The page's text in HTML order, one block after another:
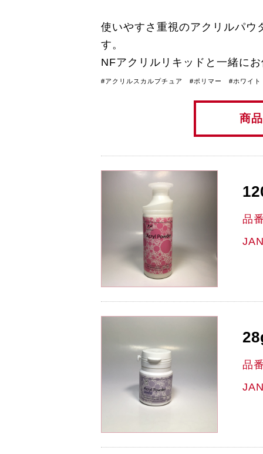
使いやすさ重視のアクリルパウ
す。
NFアクリルリキッドと一緒に
#アクリルスカルプチュア #ポリマー #ホワイト
商
品
品